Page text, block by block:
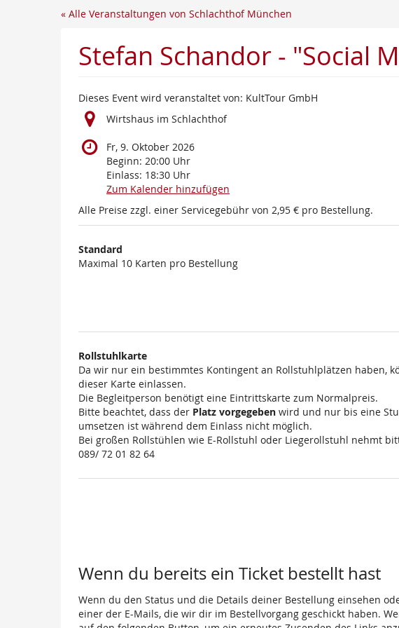
« Alle Veranstaltungen von Schlachthof München
Stefan Schandor - "Social
Dieses Event wird veranstaltet von: KultTour GmbH
Wirtshaus im Schlachthof
Fr, 9. Oktober 2026
Beginn: 20:00 Uhr
Einlass: 18:30 Uhr
Zum Kalender hinzufügen
Alle Preise zzgl. einer Servicegebühr von 2,95 € pro Bestellung.
Produkte
Unkategorisierte
Standard
Maximal 10 Karten pro Bestellung
Rollstuhlkarte
Da wir nur ein bestimmtes Kontingent an Rollstuhlplätzen haben,
dieser Karte einlassen.
Die Begleitperson benötigt eine Eintrittskarte zum Normalpreis.
Bitte beachtet, dass der Platz vorgegeben wird und nur bis eine
umsetzen ist während dem Einlass nicht möglich.
Bei großen Rollstühlen wie E-Rollstuhl oder Liegerollstuhl nehmt
089/ 72 01 82 64
Wenn du bereits ein Ticket bestellt hast
Wenn du den Status und die Details deiner Bestellung einsehen
einer der E-Mails, die wir dir im Bestellvorgang geschickt haben.